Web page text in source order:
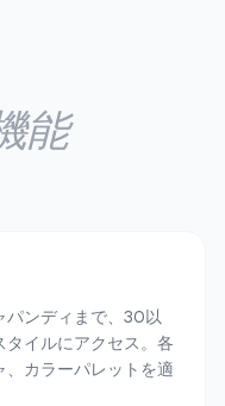
能
パンディまで、30以
タイルにアクセス。各
、カラーパレットを適